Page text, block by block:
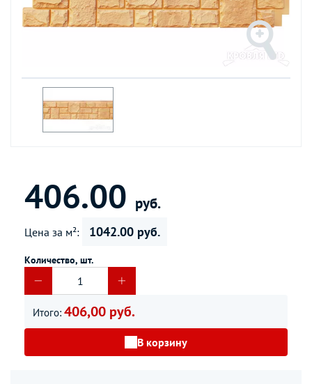
406.00 руб.
Цена за м²: 1042.00 руб.
Количество, шт.
Итого: 406,00 руб.
В корзину